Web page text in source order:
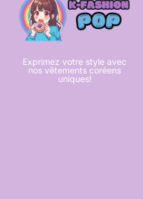
Exprimez votre style avec
nos vêtements coréens
uniques!